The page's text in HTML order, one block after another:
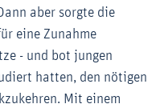
aber sorgte die
eine Zunahme
- und bot jungen
hatten, den nötigen
Mit einem